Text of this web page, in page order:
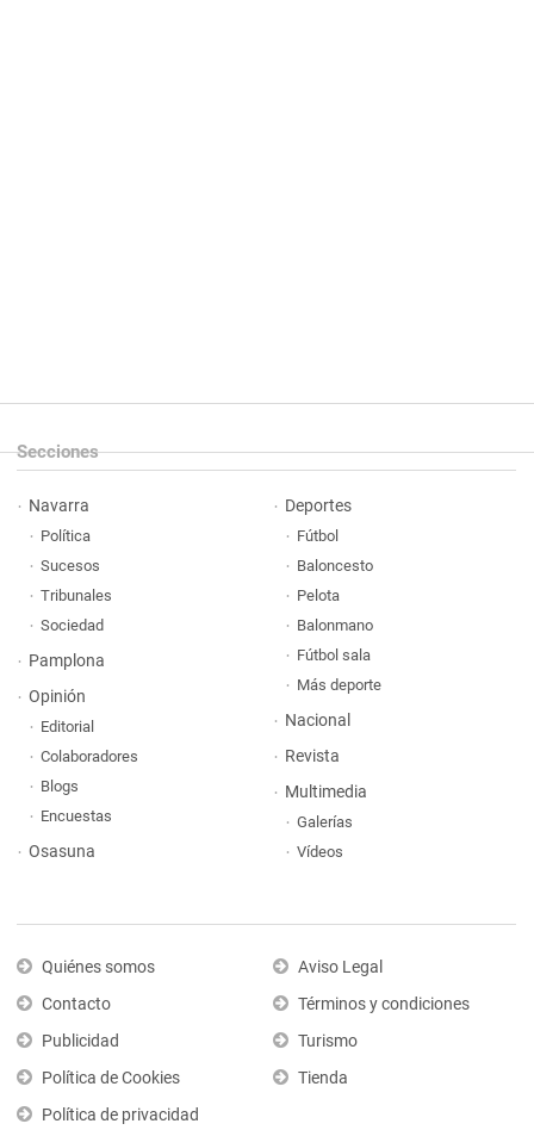
Secciones
Navarra
Política
Sucesos
Tribunales
Sociedad
Pamplona
Opinión
Editorial
Colaboradores
Blogs
Encuestas
Osasuna
Deportes
Fútbol
Baloncesto
Pelota
Balonmano
Fútbol sala
Más deporte
Nacional
Revista
Multimedia
Galerías
Vídeos
Quiénes somos
Contacto
Publicidad
Política de Cookies
Política de privacidad
Aviso Legal
Términos y condiciones
Turismo
Tienda